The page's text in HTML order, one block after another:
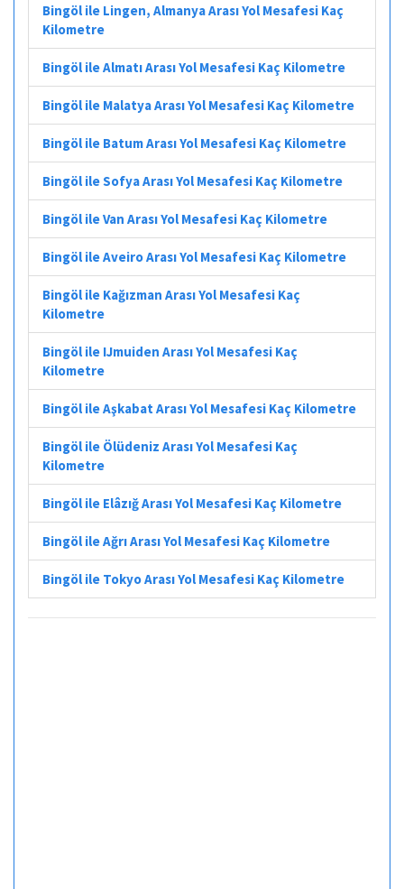
Bingöl ile Lingen, Almanya Arası Yol Mesafesi Kaç
Kilometre
Bingöl ile Almatı Arası Yol Mesafesi Kaç Kilometre
Bingöl ile Malatya Arası Yol Mesafesi Kaç Kilometre
Bingöl ile Batum Arası Yol Mesafesi Kaç Kilometre
Bingöl ile Sofya Arası Yol Mesafesi Kaç Kilometre
Bingöl ile Van Arası Yol Mesafesi Kaç Kilometre
Bingöl ile Aveiro Arası Yol Mesafesi Kaç Kilometre
Bingöl ile Kağızman Arası Yol Mesafesi Kaç
Kilometre
Bingöl ile IJmuiden Arası Yol Mesafesi Kaç
Kilometre
Bingöl ile Aşkabat Arası Yol Mesafesi Kaç Kilometre
Bingöl ile Ölüdeniz Arası Yol Mesafesi Kaç
Kilometre
Bingöl ile Elâzığ Arası Yol Mesafesi Kaç Kilometre
Bingöl ile Ağrı Arası Yol Mesafesi Kaç Kilometre
Bingöl ile Tokyo Arası Yol Mesafesi Kaç Kilometre